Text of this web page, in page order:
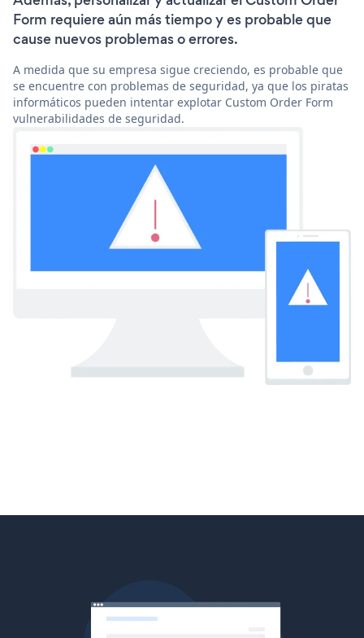
Form requiere aún más tiempo y es probable que
cause nuevos problemas o errores.
A medida que su empresa sigue creciendo, es probable que
se encuentre con problemas de seguridad, ya que los piratas
informáticos pueden intentar explotar Custom Order Form
vulnerabilidades de seguridad.